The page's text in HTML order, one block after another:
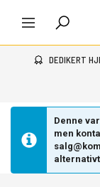
DEDIKERT
Denne
men